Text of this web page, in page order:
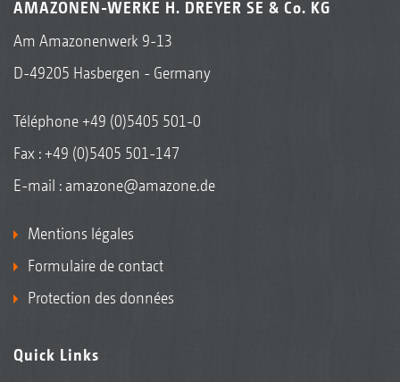
AMAZONEN-WERKE H. DREYER SE & Co. KG
Am Amazonenwerk 9-13
D-49205 Hasbergen - Germany
Téléphone+49 (0)5405 501-0
Fax : +49 (0)5405 501-147
E-mail : amazone@amazone.de
Mentions légales
Formulaire de contact
Protection des données
Quick Links